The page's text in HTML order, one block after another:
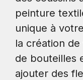
peinture
unique à
la création
de bouteilles
ajouter des